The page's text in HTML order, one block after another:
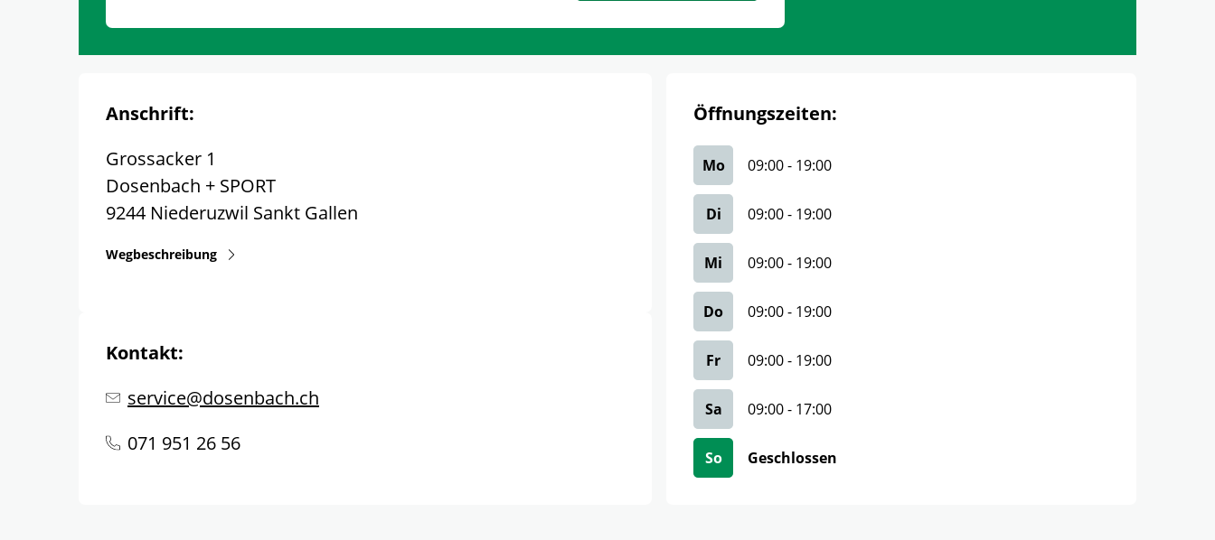
Anschrift:
Grossacker 1
Dosenbach + SPORT
9244 Niederuzwil Sankt Gallen
Wegbeschreibung
Kontakt:
service@dosenbach.ch
071 951 26 56
Öffnungszeiten:
Mo 09:00- 19:00
Di 09:00- 19:00
Mi 09:00- 19:00
Do 09:00- 19:00
Fr 09:00- 19:00
Sa 09:00- 17:00
So Geschlossen